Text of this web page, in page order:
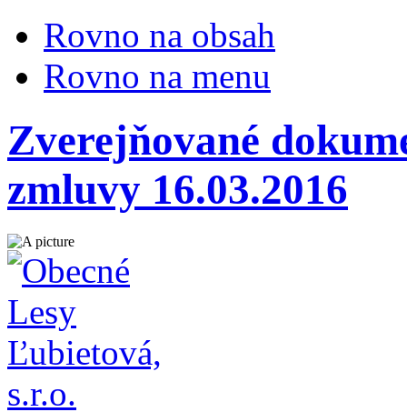
Rovno na obsah
Rovno na menu
Zverejňované
zmluvy 16.03.2016